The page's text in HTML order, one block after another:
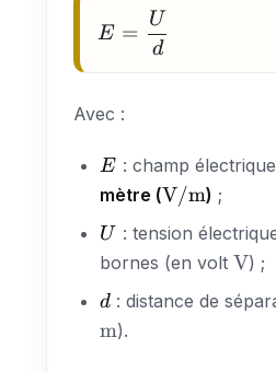
E =
\dfrac{U}
E =
d
U
Avec :
E
E : champ
mètre (\text{V/m}
V/m) ;
U
U : tension
bornes (en voltV) ;
d
d : distance de
m).